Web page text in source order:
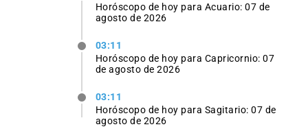
Horóscopo de hoy para Acuario: 07 de
agosto de 2026
03:11
Horóscopo de hoy para Capricornio: 07
de agosto de 2026
03:11
Horóscopo de hoy para Sagitario: 07 de
agosto de 2026